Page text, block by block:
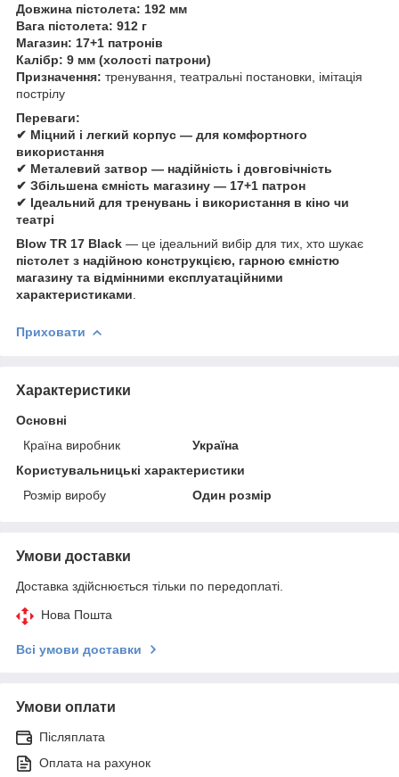
Довжина пістолета: 192 мм
Вага пістолета: 912 г
Магазин: 17+1 патронів
Калібр: 9 мм (холості патрони)
Призначення: тренування, театральні постановки, імітація
пострілу
Переваги:
✔ Міцний і легкий корпус — для комфортного
використання
✔ Металевий затвор — надійність і довговічність
✔ Збільшена ємність магазину — 17+1 патрон
✔ Ідеальний для тренувань і використання в кіно чи
театрі
Blow TR 17 Black — це ідеальний вибір для тих, хто шукає
пістолет з надійною конструкцією, гарною ємністю
магазину та відмінними експлуатаційними
характеристиками
Приховати
Характеристики
Основні
Країна виробник
Україна
Користувальницькі характеристики
Розмір виробу
Один розмір
Умови доставки
Доставка здійснюється тільки по передоплаті.
Нова Пошта
Всі умови доставки
Умови оплати
Післяплата
Оплата на рахунок